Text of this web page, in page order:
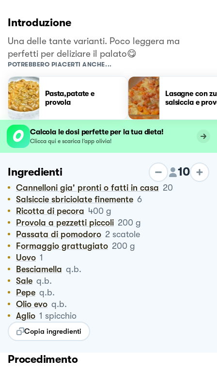
Introduzione
Una delle tante varianti. Poco leggera ma
perfetti per deliziare il palato😋
POTREBBERO PIACERTI ANCHE...
Pasta,patate e
provola
Lasagne con
salsiccia e
Calcola le dosi perfette per la tua dieta!
Clicca qui e scarica l’app olivia!
Ingredienti 10
Cannelloni gia' pronti o fatti in casa 20
Salsiccie sbriciolate finemente 6
Ricotta di pecora 400 g
Provola a pezzetti piccoli 200 g
Passata di pomodoro 2 scatole
Formaggio grattugiato 200 g
Uovo 1
Besciamella q.b.
Sale q.b.
Pepe q.b.
Olio evo q.b.
Aglio 1 spicchio
Copia ingredienti
Procedimento